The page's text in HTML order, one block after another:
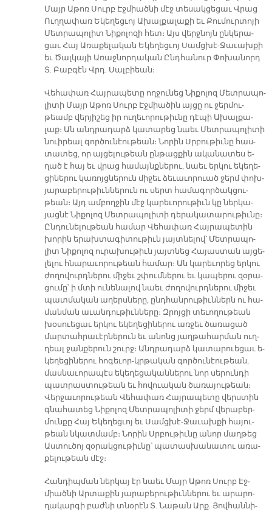
Մայր Ա­թոռ Սուրբ Էջ­միած­նի մէջ տե­սակ­ցե­ցաւ Վրաց
Ուղ­ղա­փառ Ե­կե­ղեց­ւոյ Ա­խալ­քա­լա­քի եւ Քու­մուր­տո­յի
Մետ­րա­պո­լիտ Նի­քո­լո­զի հետ։ Այս վերջ­նոյն ըն­կե­րա­
ցաւ Հայ Ա­ռա­քե­լա­կան Ե­կե­ղեց­ւոյ Սամց­խէ-Ջա­ւախ­քի
եւ Ծալ­կա­յի Ա­ռաջ­նոր­դա­կան Ընդ­հա­նուր Փո­խա­նորդ
Տ. Բաբ­գէն Վրդ. Սալ­բիեան։
Վե­հա­փառ Հայ­րա­պե­տը ող­ջու­նեց Նի­քո­լոզ Մետ­րա­պո­
լի­տի Մայր Ա­թոռ Սուրբ Էջ­միա­ծին այ­ցը ու ջեր­մու­
թեամբ վեր­յի­շեց իր ու­ղե­ւո­րու­թիւ­նը դէ­պի Ա­խալ­քա­
լաք։ Ան անդ­րա­դարձ կա­տա­րեց նաեւ Մետ­րա­պո­լի­տի
նուի­րեալ գոր­ծու­նէու­թեան։ Նո­րին Սրբու­թիւ­նը հաս­
տա­տեց, որ այ­ցե­լու­թեան ըն­թաց­քին ա­կա­նա­տես ե­
ղած է հայ եւ վրաց հա­մայնք­նե­րու, նաեւ եր­կու ե­կե­ղե­
ցի­նե­րու կա­ռոյց­նե­րուն մի­ջեւ ձե­ւա­ւո­րուած ջերմ փոխ­
յա­րա­բե­րու­թիւն­նե­րուն ու սերտ հա­մա­գոր­ծակ­ցու­
թեան։ Այդ ամ­բող­ջին մէջ կա­րե­ւո­րու­թիւն կը ներ­կա­
յաց­նէ Նի­քո­լոզ Մետ­րա­պո­լի­տի դե­րա­կա­տա­րու­թիւ­նը։
Ըն­դու­նե­լու­թեան հա­մար Վե­հա­փառ Հայ­րա­պե­տին
խո­րին ե­րախ­տա­գի­տու­թիւն յայտ­նե­լով՝ Մետ­րա­պո­
լիտ Նի­քո­լոզ ու­րա­խու­թիւն յայտ­նեց Հա­յաս­տան այ­ցե­
լե­լու հնա­րա­ւո­րու­թեան հա­մար։ Ան կա­րե­ւո­րեց եր­կու
ժո­ղո­վուրդ­նե­րու մի­ջեւ շփում­նե­րու եւ կա­պե­րու զօ­րա­
ցու­մը՝ ի մտի ու­նե­նա­լով նաեւ ժո­ղո­վուրդ­նե­րու մի­ջեւ
պատ­մա­կան ա­ղերս­նե­րը, ընդ­հան­րու­թիւն­ներն ու հա­
ման­ման ա­ւան­դու­թիւն­նե­րը։ Զրոյ­ցի տե­ւո­ղու­թեան
խօ­սուե­ցաւ եր­կու ե­կե­ղե­ցի­նե­րու առ­ջեւ ծա­ռա­ցած
մար­տահ­րա­ւէր­նե­րուն եւ ա­նոնց յաղ­թա­հար­ման ուղ­
ղեալ ջան­քե­րուն շուրջ։ Անդ­րա­դարձ կա­տա­րուե­ցաւ ե­
կե­ղե­ցի­նե­րու հո­գե­ւոր-կրթա­կան գոր­ծու­նէու­թեան,
մաս­նա­ւո­րա­պէս ե­կե­ղե­ցա­կան­նե­րու նոր սե­րուն­դի
պատ­րաս­տու­թեան եւ հո­վուա­կան ծա­ռա­յու­թեան։
Վեր­ջա­ւո­րու­թեան Վե­հա­փառ Հայ­րա­պե­տը վերս­տին
գնա­հա­տեց Նի­քո­լոզ Մետ­րա­պո­լի­տի ջերմ վե­րա­բեր­
մուն­քը Հայ Ե­կե­ղեց­ւոյ եւ Սամց­խէ-Ջա­ւախ­քի հա­յու­
թեան նկատ­մամբ։ Նո­րին Սրբու­թիւ­նը ա­նոր մաղ­թեց
Աս­տու­ծոյ զօ­րակ­ցու­թիւ­նը՝ պա­տաս­խա­նա­տու ա­ռա­
քե­լու­թեան մէջ։
Հան­դիպ­ման ներ­կայ էր նաեւ Մայր Ա­թոռ Սուրբ Էջ­
միած­նի Ար­տա­քին յա­րա­բե­րու­թիւն­նե­րու եւ ա­րա­րո­
ղա­կար­գի բաժ­նի տնօ­րէն Տ. Նա­թան Արք. Յով­հան­նի­